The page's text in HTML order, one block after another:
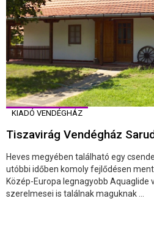
KIADÓ VENDÉGHÁZ
Tiszavirág Vendégház
Heves megyében található egy
utóbbi időben komoly fejlődésen
Közép-Europa legnagyobb
szerelmesei is találnak maguknak ...